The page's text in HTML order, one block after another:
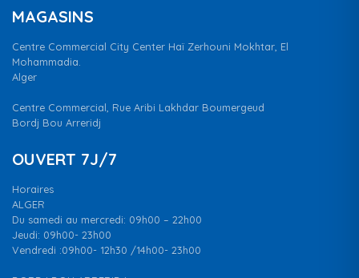
MAGASINS
Centre Commercial City Center Haï Zerhouni Mokhtar, El
Mohammadia.
Alger
Centre Commercial, Rue Aribi Lakhdar Boumergeud
Bordj Bou Arreridj
OUVERT 7J/7
Horaires
ALGER
Du samedi au mercredi: 09h00 – 22h00
Jeudi: 09h00- 23h00
Vendredi :09h00- 12h30 /14h00- 23h00